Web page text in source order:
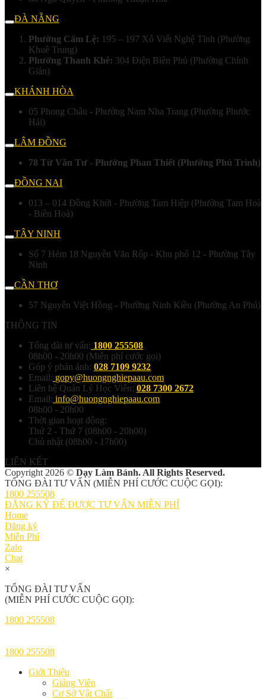
ĐÀ NẴNG
Phường Cẩm Lệ: 195 – 197 Xô Viết Nghệ Tĩnh (Phường
Khuê Trung)
Phường Thanh Khê: 304 Điện Biên Phủ (Phường Chính
Gián)
KHÁNH HÒA
05 Phong Châu - Phường Nam Nha Trang (Phường Phước
Hải)
LÂM ĐỒNG
78 Từ Văn Tư - Phường Phan Thiết (Phường Phú Trinh)
ĐỒNG NAI
013 – 014 Đồng Khởi - Phường Tam Hiệp (Phường Tam Hoà
- Biên Hoà)
TÂY NINH
Số 7 Hẻm 18 Nguyễn Văn Rốp - Khu phố 12 - Phường Tây
Ninh
CẦN THƠ
57 Nguyễn Việt Hồng - Phường Ninh Kiều (Phường An Phú)
THÔNG TIN
Tổng đài tư vấn: 1800 255508
08h00 - 20h00 (Miễn phí cước gọi)
Góp ý phản ánh: 028 7109 9232
Email: gopy@huongnghiepaau.com
Liên hệ Quản Lý Học Viên: 028 7300 2672
Email: info@huongnghiepaau.com
08h00 - 20h00
Thời gian hoạt động:
Thứ 2 - Thứ 7 (08h00 - 20h00)
Chủ nhật (08h00 - 17h00)
LIÊN KẾT
Copyright 2026 © Dạy Làm Bánh. All Rights Reserved.
TỔNG ĐÀI TƯ VẤN (MIỄN PHÍ CƯỚC CUỘC GỌI):
1800 255508
ĐĂNG KÝ ĐỂ ĐƯỢC TƯ VẤN MIỄN PHÍ
Home
Đăng ký
Miễn Phí
Zalo
Chat
×
TỔNG ĐÀI TƯ VẤN
(MIỄN PHÍ CƯỚC CUỘC GỌI):
1800 255508
1800 255508
Giới Thiệu
Giảng Viên
Cơ Sở Vật Chất